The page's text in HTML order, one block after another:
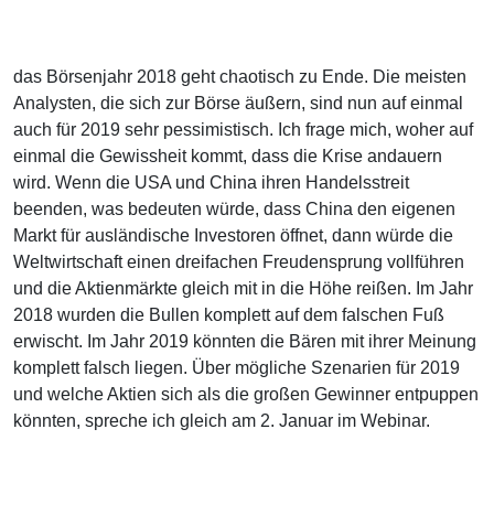
das Börsenjahr 2018 geht chaotisch zu Ende. Die meisten
Analysten, die sich zur Börse äußern, sind nun auf einmal
auch für 2019 sehr pessimistisch. Ich frage mich, woher auf
einmal die Gewissheit kommt, dass die Krise andauern
wird. Wenn die USA und China ihren Handelsstreit
beenden, was bedeuten würde, dass China den eigenen
Markt für ausländische Investoren öffnet, dann würde die
Weltwirtschaft einen dreifachen Freudensprung vollführen
und die Aktienmärkte gleich mit in die Höhe reißen. Im Jahr
2018 wurden die Bullen komplett auf dem falschen Fuß
erwischt. Im Jahr 2019 könnten die Bären mit ihrer Meinung
komplett falsch liegen. Über mögliche Szenarien für 2019
und welche Aktien sich als die großen Gewinner entpuppen
könnten, spreche ich gleich am 2. Januar im Webinar.